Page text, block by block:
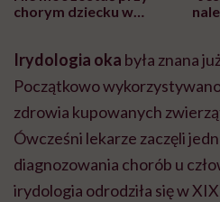
chorym dziecku w
może chyba tylko
głupota i brak
wyobraźni"
Irydologia oka była znana
Początkowo
zdrowia kupowanych
Ówcześni lekarze zaczęli
diagnozowania chorób u
irydologia odrodziła się w